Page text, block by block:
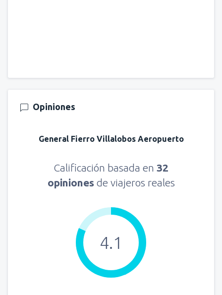
Opiniones
General Fierro Villalobos Aeropuerto
Calificación basada en 32
opiniones de viajeros reales
4.1